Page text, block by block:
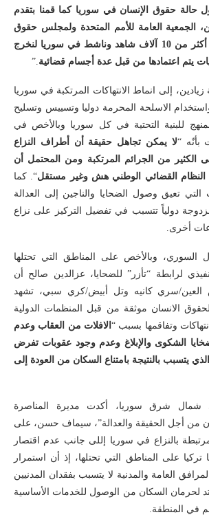
تقرير حول حالة حقوق الإنسان في سوريا كما قمنا بتقدم
الجمعية العامة للأمم المتحدة ولمجلس حقوق
الإنسان وقمنا بمقابلة أكثر من 10 آلاف شاهد وناشط في سوريا لنخرج
يتم اعتمادها من قبل عدة أجسام قضائية .”
إلى انماط الانتهاكات المرتكبة في سوريا
الاسلحة المحرمة دوليا وتسييس وتسليح
للبنية التحتية في كل سوريا وبالأخص في
بأنّه “لا يمكن تجاهل حقيقة أن أطراف النزاع
الكثير من الجرائم المرتكبة ومن المحتمل أن
النظام القضائي الوطني هش وغير مستقل“. كما
تعيق وصول الضحايا والناجين إلى العدالة
دولياً تتسبب في تفضيل التركيز على نزاع
أخرى.
السوري، وبالأخص على المناطق التي تحتلها
لرابطة “تأزر” للضحايا، عزالدين صالح أن
سري كانيه وتل أبيض/كري سبي، تشهد
الانسان موثقة من قبل المنظمات الدولية
وتفاقمها بسبب “ الافلات من العقاب وعدم
الشكوى والإبلاغ وعدم وجود عقوبات تفرض
يتسبب بالنتيجة بامتناع السكان من العودة إلى
شمال شرق سوريا، أكدت مديرة المناصرة
من أجل الحقيقة والعدالة”، سيماف حسن، على
بالنزاع في سوريا إللى جانب عدم اقتصار
تركيا على المناطق التي تحتلها، إذ أن استمرار
العامة والمدنية لا يتسبب بفقدان المدنيين
لحرمان السكان من الوصول للخدمات الأساسية
في المنطقة.